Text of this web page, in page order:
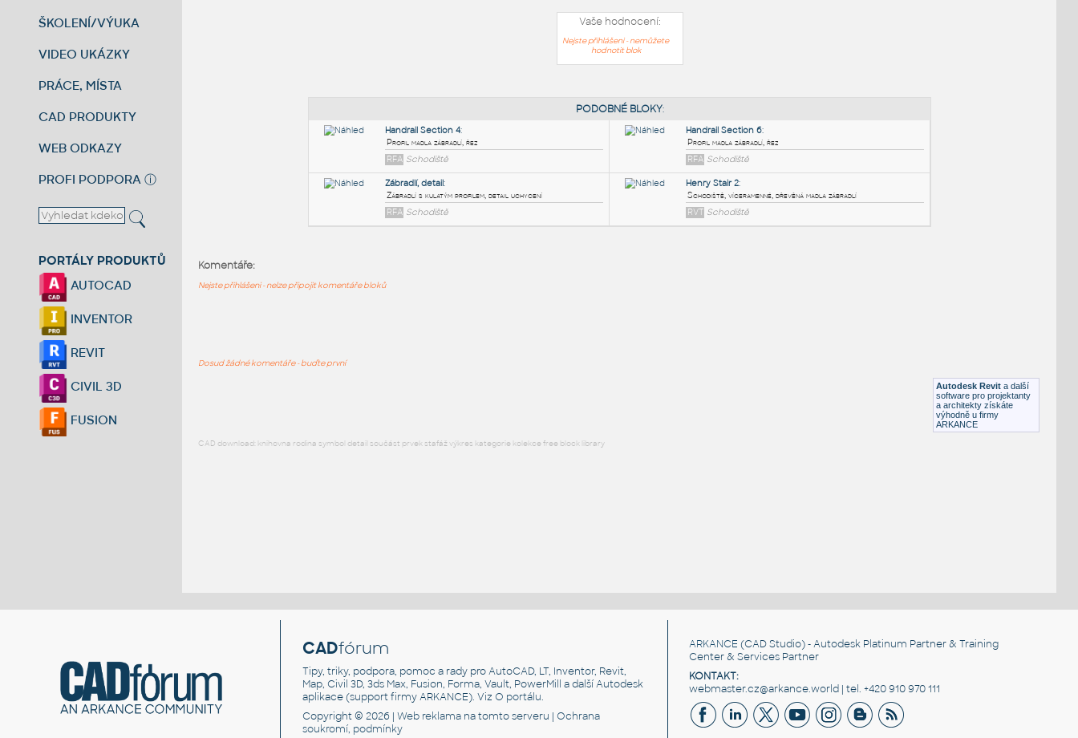
ŠKOLENÍ/VÝUKA
VIDEO UKÁZKY
PRÁCE, MÍSTA
CAD PRODUKTY
WEB ODKAZY
PROFI PODPORA ⓘ
PORTÁLY PRODUKTŮ
AUTOCAD
INVENTOR
REVIT
CIVIL 3D
FUSION
Vaše hodnocení:
Nejste přihlášeni - nemůžete
hodnotit blok
Autodesk Revit a další
software pro projektanty
a architekty získáte
výhodně u firmy
ARKANCE
Komentáře:
Nejste přihlášeni - nelze připojit komentáře bloků
Dosud žádné komentáře - buďte první
CAD download: knihovna rodina symbol detail součást prvek stafáž výkres kategorie kolekce free block library
CADfórum
Tipy, triky, podpora, pomoc a rady pro AutoCAD, LT, Inventor, Revit,
Map, Civil 3D, 3ds Max, Fusion, Forma, Vault, PowerMill a další Autodesk
aplikace (support firmy ARKANCE). VizO portálu.
Copyright © 2026 |Web reklama na tomto serveru |Ochrana
soukromí, podmínky
ARKANCE (CAD Studio) - Autodesk Platinum Partner & Training
Center & Services Partner
KONTAKT:
webmaster.cz@arkance.world | tel. +420 910 970 111